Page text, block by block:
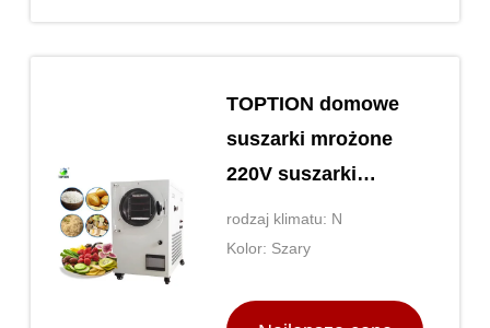
TOPTION domowe
suszarki mrożone
220V suszarki
mrożone
rodzaj klimatu: N
Kolor: Szary